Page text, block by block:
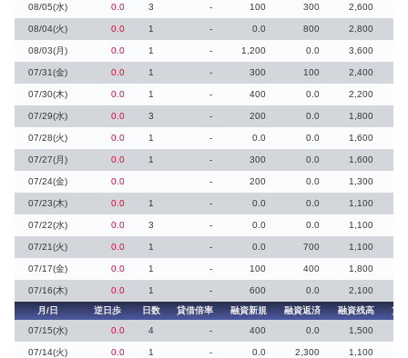
08/05(水) 0.0 3 - 100 300 2,600
08/04(火) 0.0 1 - 0.0 800 2,800
08/03(月) 0.0 1 - 1,200 0.0 3,600
07/31(金) 0.0 1 - 300 100 2,400
07/30(木) 0.0 1 - 400 0.0 2,200
07/29(水) 0.0 3 - 200 0.0 1,800
07/28(火) 0.0 1 - 0.0 0.0 1,600
07/27(月) 0.0 1 - 300 0.0 1,600
07/24(金) 0.0 - 200 0.0 1,300
07/23(木) 0.0 1 - 0.0 0.0 1,100
07/22(水) 0.0 3 - 0.0 0.0 1,100
07/21(火) 0.0 1 - 0.0 700 1,100
07/17(金) 0.0 1 - 100 400 1,800
07/16(木) 0.0 1 - 600 0.0
2,100
月/日
逆日歩 日数 貸借倍率 融資新規 融資返済 融資残高
貸
07/15(水)
0.0 4 - 400 0.0 1,500
07/14(火) 0.0 1 - 0.0 2,300 1,100